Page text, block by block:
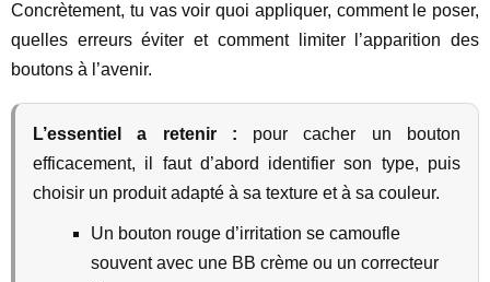
Concrètement, tu vas voir quoi appliquer, comment le poser,
quelles erreurs éviter et comment limiter l’apparition des
boutons à l’avenir.
L’essentiel a retenir : pour cacher un bouton
efficacement, il faut d’abord identifier son type, puis
choisir un produit adapté à sa texture et à sa couleur.
Un bouton rouge d’irritation se camoufle
souvent avec une BB crème ou un correcteur